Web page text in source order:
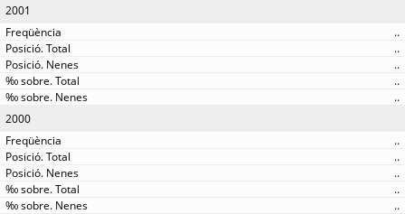
2001
..
..
..
..
..
2000
..
..
..
..
..